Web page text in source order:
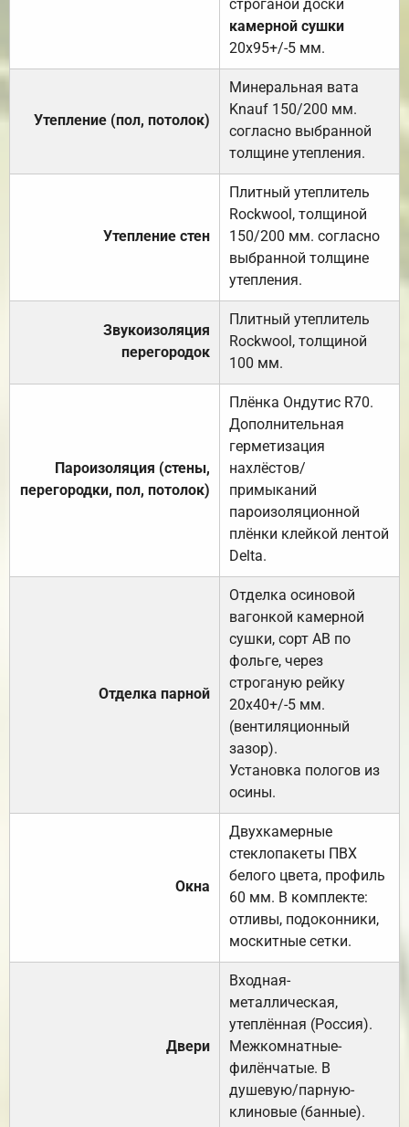
строганой доски
камерной сушки
20х95+/-5 мм.
Утепление (пол, потолок)
Минеральная вата
Knauf 150/200 мм.
согласно выбранной
толщине утепления.
Утепление стен
Плитный утеплитель
Rockwool, толщиной
150/200 мм. согласно
выбранной толщине
утепления.
Звукоизоляция
перегородок
Плитный утеплитель
Rockwool, толщиной
100 мм.
Пароизоляция (стены,
перегородки, пол, потолок)
Плёнка Ондутис R70.
Дополнительная
герметизация
нахлёстов/
примыканий
пароизоляционной
плёнки клейкой лентой
Delta.
Отделка парной
Отделка осиновой
вагонкой камерной
сушки, сорт АВ по
фольге, через
строганую рейку
20х40+/-5 мм.
(вентиляционный
зазор).
Установка пологов из
осины.
Окна
Двухкамерные
стеклопакеты ПВХ
белого цвета, профиль
60 мм. В комплекте:
отливы, подоконники,
москитные сетки.
Двери
Входная-
металлическая,
утеплённая (Россия).
Межкомнатные-
филёнчатые. В
душевую/парную-
клиновые (банные).